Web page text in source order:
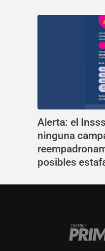
Alerta: el
ninguna
posibles